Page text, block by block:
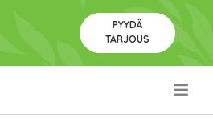
PYYDÄ
TARJOUS